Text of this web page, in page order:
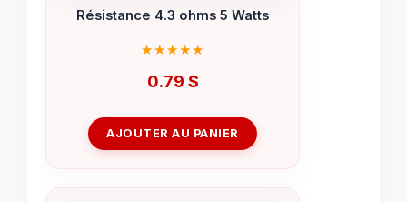
Résistance 4.3 ohms 5 Watts
0.79 $
AJOUTER AU PANIER